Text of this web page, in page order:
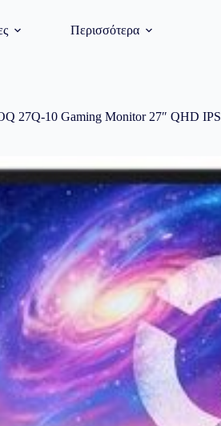
Περισσότερα
27Q-10 Gaming Monitor 27″ QHD IPS